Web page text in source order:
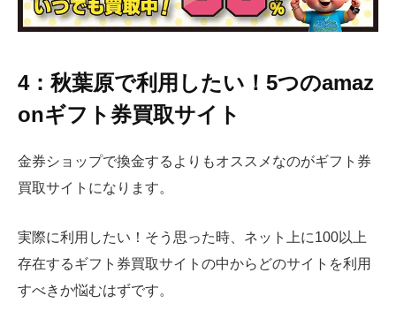
4：秋葉原で利用したい！5つのamaz
onギフト券買取サイト
金券ショップで換金するよりもオススメなのがギフト券
買取サイトになります。
実際に利用したい！そう思った時、ネット上に100以上
存在するギフト券買取サイトの中からどのサイトを利用
すべきか悩むはずです。